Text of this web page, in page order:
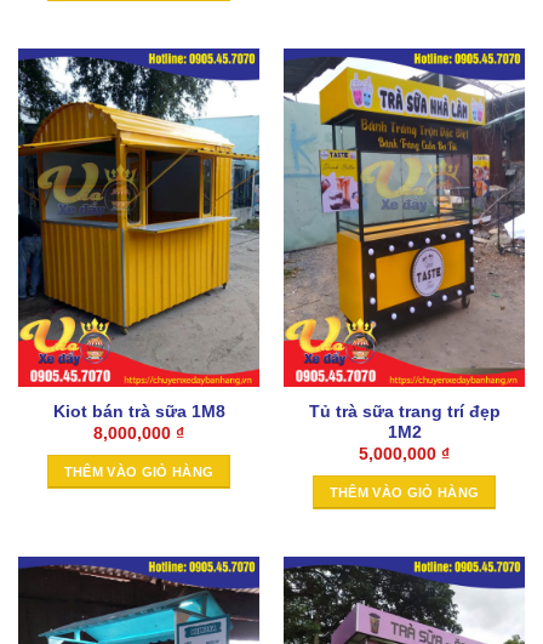
Kiot bán trà sữa 1M8
8,000,000 ₫
THÊM VÀO GIỎ HÀNG
Tủ trà sữa trang trí đẹp
1M2
5,000,000 ₫
THÊM VÀO GIỎ HÀNG